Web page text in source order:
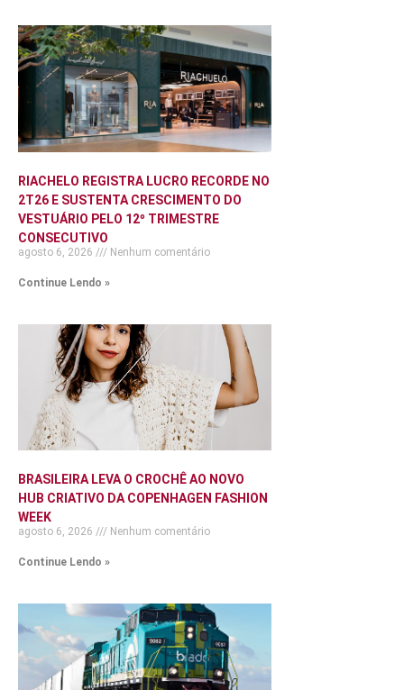
RIACHELO REGISTRA LUCRO RECORDE NO
2T26 E SUSTENTA CRESCIMENTO DO
VESTUÁRIO PELO 12º TRIMESTRE
CONSECUTIVO
agosto 6, 2026 Nenhum comentário
Continue Lendo »
BRASILEIRA LEVA O CROCHÊ AO NOVO
HUB CRIATIVO DA COPENHAGEN FASHION
WEEK
agosto 6, 2026 Nenhum comentário
Continue Lendo »